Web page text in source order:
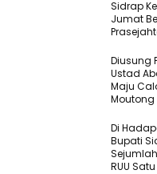
Sidrap
Jumat
Diusung
Ustad
Maju
Moutong
Di
Bupati
RUU